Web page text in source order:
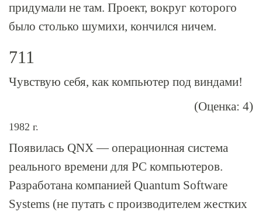
придумали не там. Проект, вокруг которого
было столько шумихи, кончился ничем.
711
Чувствую себя, как компьютер под виндами!
(Оценка: 4)
1982 г.
Появилась QNX — операционная система
реального времени для PC компьютеров.
Разработана компанией Quantum Software
Systems (не путать с производителем жестких